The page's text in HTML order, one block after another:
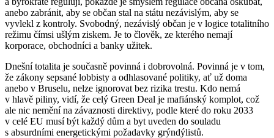
anebo zabránit, aby se občan stal na státu nezávislým, aby se
vyvlekl z kontroly. Svobodný, nezávislý občan je v logice totalitního
režimu čímsi ušlým ziskem. Je to člověk, ze kterého nemají
korporace, obchodníci a banky užitek.
Dnešní totalita je současně povinná i dobrovolná. Povinná je v tom,
že zákony sepsané lobbisty a odhlasované politiky, ať už doma
anebo v Bruselu, nelze ignorovat bez rizika trestu. Kdo nemá
v hlavě piliny, vidí, že celý Green Deal je mafiánský komplot, což
ale nic nemění na závaznosti direktivy, podle které do roku 2033
v celé EU musí být každý dům a byt uveden do souladu
s absurdními energetickými požadavky grýndýlistů.